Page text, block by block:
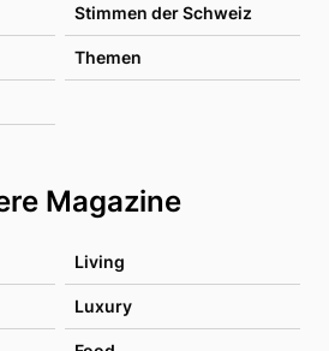
Stimmen der Schweiz
Themen
Magazine
Living
Luxury